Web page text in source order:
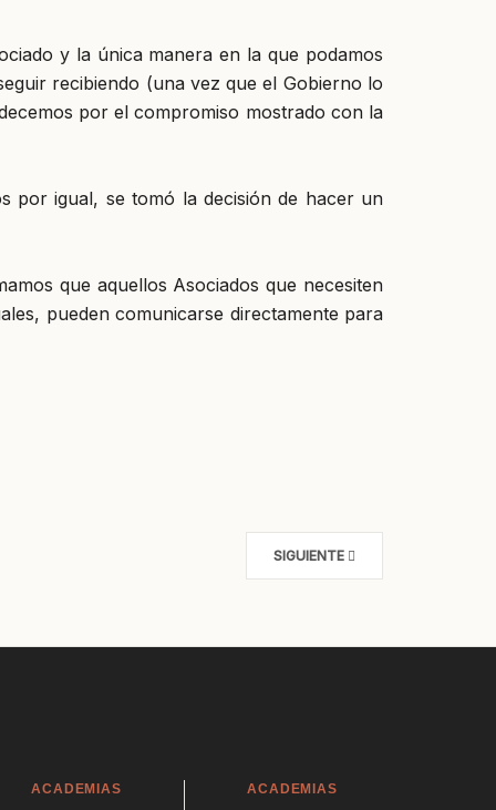
y la única manera en la que podamos
recibiendo (una vez que el Gobierno lo
por el compromiso mostrado con la
por igual, se tomó la decisión de hacer un
que aquellos Asociados que necesiten
pueden comunicarse directamente para
SIGUIENTE
ACADEMIAS ACADEMIAS